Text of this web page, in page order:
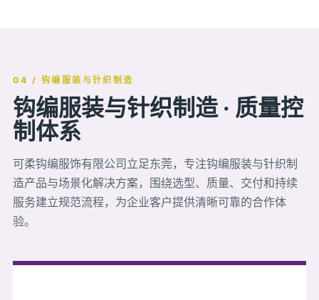
04 / 钩编服装与针织制造
钩编服装与针织制造 · 质量控
制体系
可柔钩编服饰有限公司立足东莞，专注钩编服装与针织制
造产品与场景化解决方案，围绕选型、质量、交付和持续
服务建立规范流程，为企业客户提供清晰可靠的合作体
验。